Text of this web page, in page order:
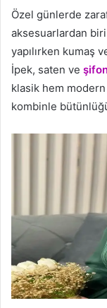
Özel günlerde
aksesuarlardan biri
yapılırken kumaş
İpek, saten ve
klasik hem
kombinle